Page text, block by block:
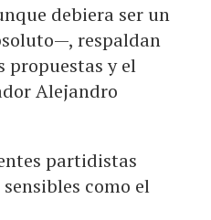
debiera ser un
respaldan
propuestas y el
Alejandro
partidistas
como el